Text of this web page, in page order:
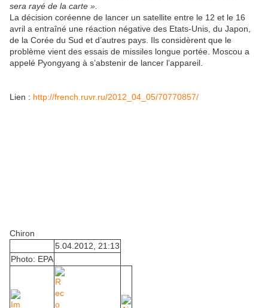
sera rayé de la carte ».
La décision coréenne de lancer un satellite entre le 12 et le 16
avril a entraîné une réaction négative des Etats-Unis, du Japon,
de la Corée du Sud et d’autres pays. Ils considèrent que le
problème vient des essais de missiles longue portée. Moscou a
appelé Pyongyang à s’abstenir de lancer l’appareil.
Lien : http://french.ruvr.ru/2012_04_05/70770857/
Chiron
5.04.2012, 21:13
Photo: EPA